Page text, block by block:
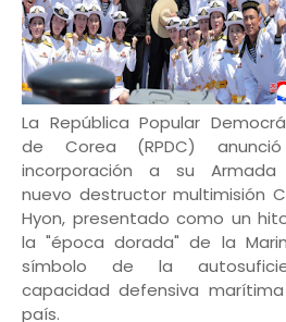
La República Popular
de Corea (RPDC)
incorporación a su Armada
nuevo destructor multimisión
Hyon, presentado como un
la "época dorada" de la
símbolo de la
capacidad defensiva
país.